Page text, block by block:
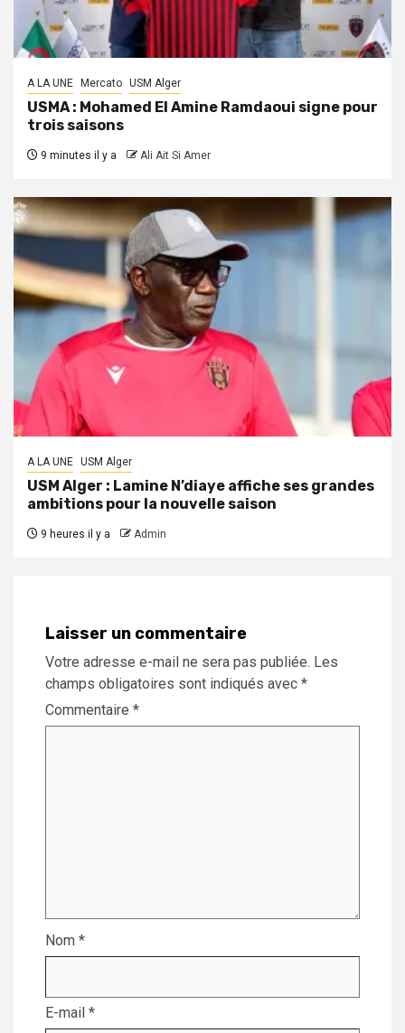
A LA UNE Mercato USM Alger
USMA : Mohamed El Amine Ramdaoui signe pour
trois saisons
9 minutes il y a Ali Ait Si Amer
A LA UNE USM Alger
USM Alger : Lamine N’diaye affiche ses grandes
ambitions pour la nouvelle saison
9 heures il y a Admin
Laisser un commentaire
Votre adresse e-mail ne sera pas publiée. Les
champs obligatoires sont indiqués avec *
Commentaire *
Nom *
E-mail *